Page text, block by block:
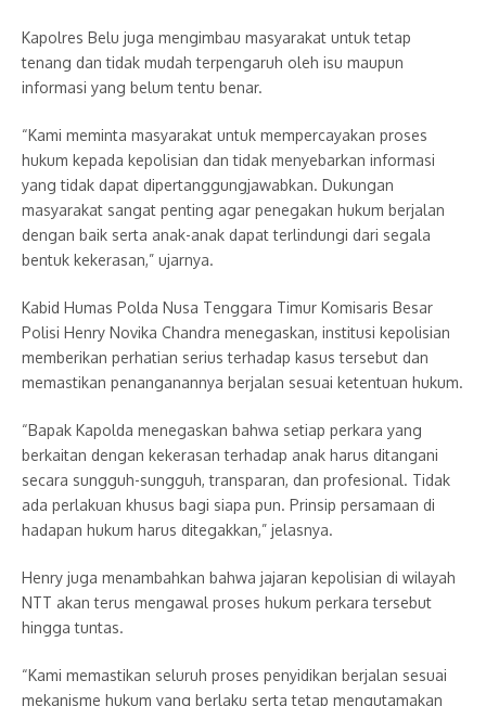
Kapolres Belu juga mengimbau masyarakat untuk tetap
tenang dan tidak mudah terpengaruh oleh isu maupun
informasi yang belum tentu benar.
“Kami meminta masyarakat untuk mempercayakan proses
hukum kepada kepolisian dan tidak menyebarkan informasi
yang tidak dapat dipertanggungjawabkan. Dukungan
masyarakat sangat penting agar penegakan hukum berjalan
dengan baik serta anak-anak dapat terlindungi dari segala
bentuk kekerasan,” ujarnya.
Kabid Humas Polda Nusa Tenggara Timur Komisaris Besar
Polisi Henry Novika Chandra menegaskan, institusi kepolisian
memberikan perhatian serius terhadap kasus tersebut dan
memastikan penanganannya berjalan sesuai ketentuan hukum.
“Bapak Kapolda menegaskan bahwa setiap perkara yang
berkaitan dengan kekerasan terhadap anak harus ditangani
secara sungguh-sungguh, transparan, dan profesional. Tidak
ada perlakuan khusus bagi siapa pun. Prinsip persamaan di
hadapan hukum harus ditegakkan,” jelasnya.
Henry juga menambahkan bahwa jajaran kepolisian di wilayah
NTT akan terus mengawal proses hukum perkara tersebut
hingga tuntas.
“Kami memastikan seluruh proses penyidikan berjalan sesuai
mekanisme hukum yang berlaku serta tetap mengutamakan